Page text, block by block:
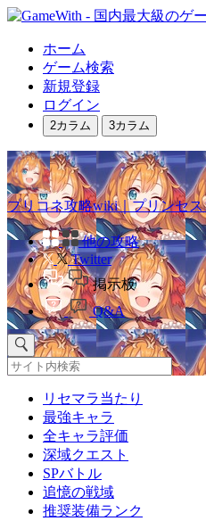
ホーム
ゲーム検索
新規登録
ログイン
2カラム 3カラム
プリコネ攻略wiki｜プリンセ
他の攻略
Twitter
掲示板
Q&A
リセマラ当たり
最強キャラ
全キャラ評価
深域クエスト
SPバトル
追憶の戦域
推奨装備ランク